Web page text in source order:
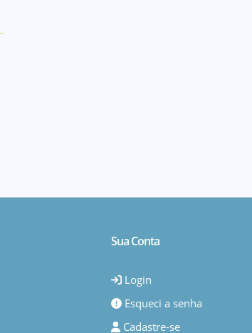
Sua Conta
Login
Esqueci a senha
Cadastre-se